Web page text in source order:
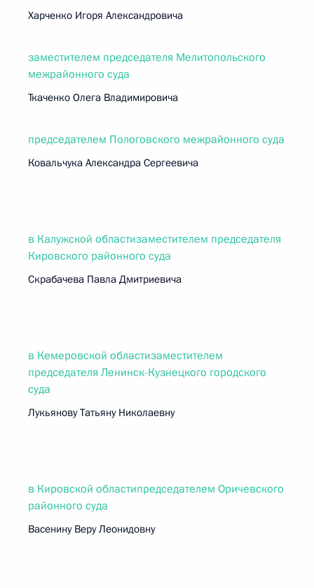
Харченко Игоря Александровича
заместителем председателя Мелитопольского
межрайонного суда
Ткаченко Олега Владимировича
председателем Пологовского межрайонного суда
Ковальчука Александра Сергеевича
в Калужской областизаместителем председателя
Кировского районного суда
Скрабачева Павла Дмитриевича
в Кемеровской областизаместителем
председателя Ленинск-Кузнецкого городского
суда
Лукьянову Татьяну Николаевну
в Кировской областипредседателем Оричевского
районного суда
Васенину Веру Леонидовну